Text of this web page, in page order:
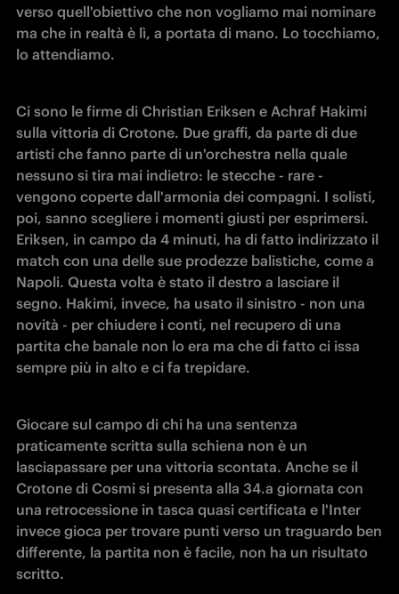
verso quell'obiettivo che non vogliamo mai nominare
ma che in realtà è lì, a portata di mano. Lo tocchiamo,
lo attendiamo.
Ci sono le firme di Christian Eriksen e Achraf Hakimi
sulla vittoria di Crotone. Due graffi, da parte di due
artisti che fanno parte di un'orchestra nella quale
nessuno si tira mai indietro: le stecche - rare -
vengono coperte dall'armonia dei compagni. I solisti,
poi, sanno scegliere i momenti giusti per esprimersi.
Eriksen, in campo da 4 minuti, ha di fatto indirizzato il
match con una delle sue prodezze balistiche, come a
Napoli. Questa volta è stato il destro a lasciare il
segno. Hakimi, invece, ha usato il sinistro - non una
novità - per chiudere i conti, nel recupero di una
partita che banale non lo era ma che di fatto ci issa
sempre più in alto e ci fa trepidare.
Giocare sul campo di chi ha una sentenza
praticamente scritta sulla schiena non è un
lasciapassare per una vittoria scontata. Anche se il
Crotone di Cosmi si presenta alla 34.a giornata con
una retrocessione in tasca quasi certificata e l'Inter
invece gioca per trovare punti verso un traguardo ben
differente, la partita non è facile, non ha un risultato
scritto.